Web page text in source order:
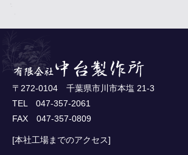
〒272-0104 千葉県市川市本塩 21-3
TEL 047-357-2061
FAX 047-357-0809
[本社工場までのアクセス]